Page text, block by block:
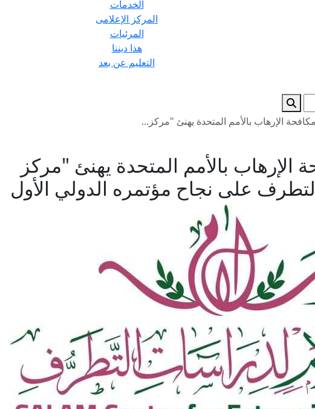
الخدمات
المركز الإعلامى
المرئيات
هذا ديننا
التعليم عن بعد
الإرهاب بالأمم المتحدة يهنئ "مركز...
الإرهاب بالأمم المتحدة يهنئ "مركز
على نجاح مؤتمره الدولي الأول